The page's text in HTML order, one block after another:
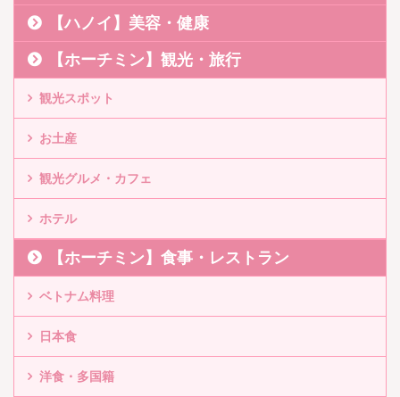
【ハノイ】美容・健康
【ホーチミン】観光・旅行
観光スポット
お土産
観光グルメ・カフェ
ホテル
【ホーチミン】食事・レストラン
ベトナム料理
日本食
洋食・多国籍